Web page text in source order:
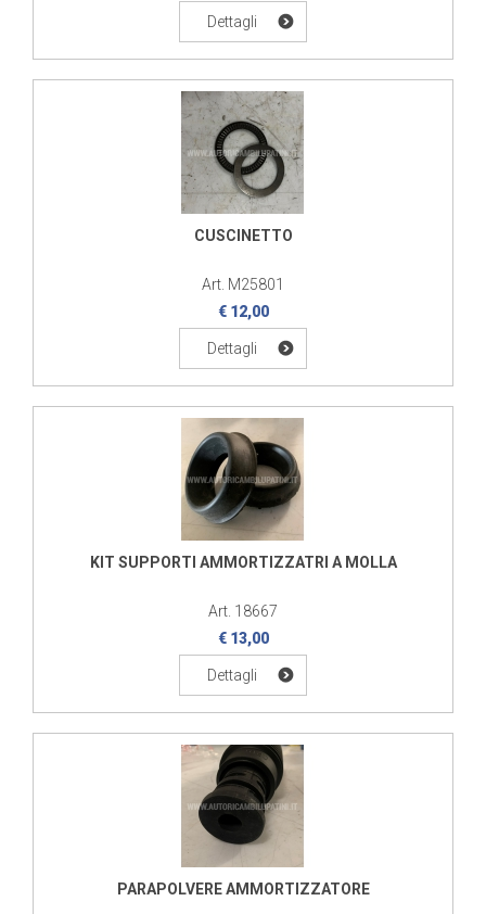
Dettagli
CUSCINETTO
Art. M25801
€ 12,00
Dettagli
KIT SUPPORTI AMMORTIZZATRI A MOLLA
Art. 18667
€ 13,00
Dettagli
PARAPOLVERE AMMORTIZZATORE